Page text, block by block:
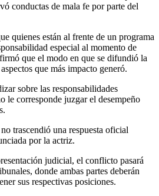
conductas de mala fe por parte del
quienes están al frente de un programa
especial al momento de
que el modo en que se difundió la
que más impacto generó.
sobre las responsabilidades
le corresponde juzgar el desempeño
trascendió una respuesta oficial
por la actriz.
judicial, el conflicto pasará
donde ambas partes deberán
sus respectivas posiciones.